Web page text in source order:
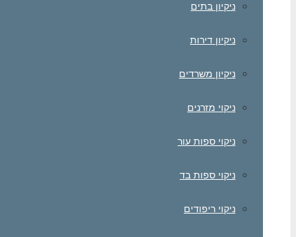
ניקיון בתים
ניקיון דירות
ניקיון משרדים
ניקוי מזרנים
ניקוי ספות עור
ניקוי ספות בד
ניקוי ריפודים